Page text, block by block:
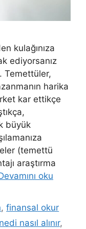
kulağınıza
ediyorsanız
Temettüler,
harika
kar ettikçe
büyük
(temettü
araştırma
oku
,finansal okur
nasıl alınır,